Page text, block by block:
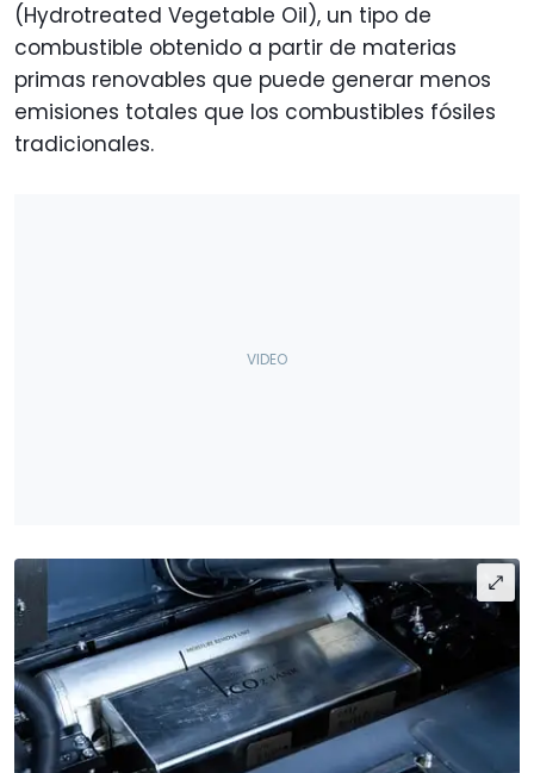
(Hydrotreated Vegetable Oil), un tipo de
combustible obtenido a partir de materias
primas renovables que puede generar menos
emisiones totales que los combustibles fósiles
tradicionales.